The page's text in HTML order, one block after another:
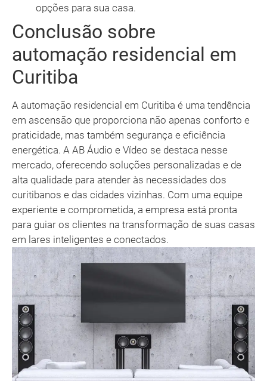
opções para sua casa.
Conclusão sobre
automação residencial em
Curitiba
A automação residencial em Curitiba é uma tendência
em ascensão que proporciona não apenas conforto e
praticidade, mas também segurança e eficiência
energética. A AB Áudio e Vídeo se destaca nesse
mercado, oferecendo soluções personalizadas e de
alta qualidade para atender às necessidades dos
curitibanos e das cidades vizinhas. Com uma equipe
experiente e comprometida, a empresa está pronta
para guiar os clientes na transformação de suas casas
em lares inteligentes e conectados.